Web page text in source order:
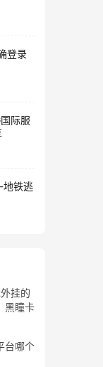
登录
际服
地铁逃
挂的
黑瞳卡
台哪个